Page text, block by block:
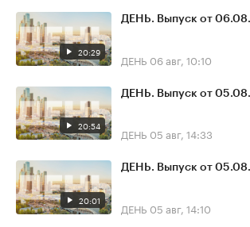
20:29
ДЕНЬ. Выпуск от
ДЕНЬ 06 авг, 10:10
20:54
ДЕНЬ. Выпуск от
ДЕНЬ 05 авг, 14:33
20:01
ДЕНЬ. Выпуск от
ДЕНЬ 05 авг, 14:10